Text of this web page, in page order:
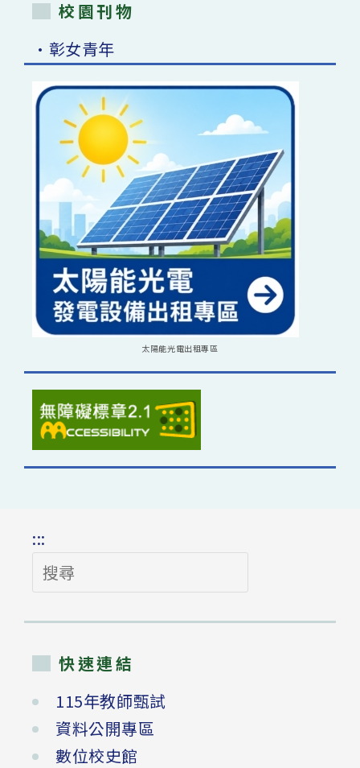
校園刊物
•彰女青年
太陽能光電出租專區
:::
搜
尋
快速連結
115年教師甄試
資料公開專區
數位校史館